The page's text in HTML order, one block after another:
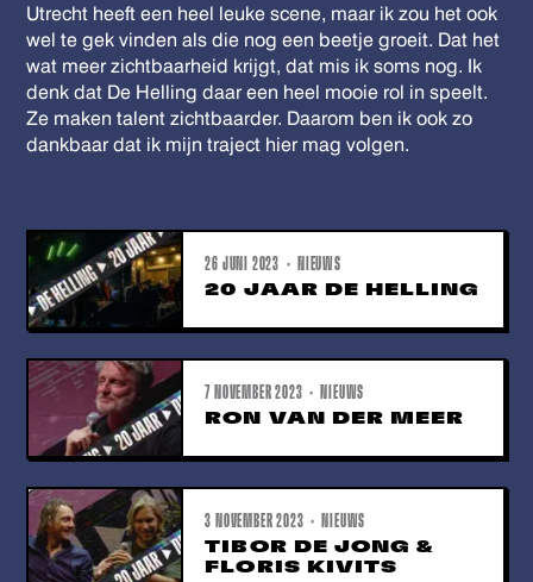
Utrecht heeft een heel leuke scene, maar ik zou het ook
wel te gek vinden als die nog een beetje groeit. Dat het
wat meer zichtbaarheid krijgt, dat mis ik soms nog. Ik
denk dat De Helling daar een heel mooie rol in speelt.
Ze maken talent zichtbaarder. Daarom ben ik ook zo
dankbaar dat ik mijn traject hier mag volgen.
26 JUNI 2023 · NIEUWS
20 JAAR DE HELLING
7 NOVEMBER 2023 · NIEUWS
RON VAN DER MEER
3 NOVEMBER 2023 · NIEUWS
TIBOR DE JONG &
FLORIS KIVITS